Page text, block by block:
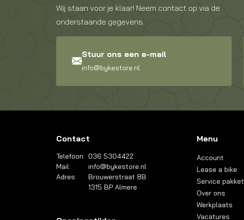
Wij staan voor je klaar! Neem contact op via de
onderstaande gegevens.
Stuur ons een e-mail
info@bykestore.nl
Contact
Telefoon: 036 5304422
Mail:
info@bykestore.nl
Adres:
Brouwerstraat 8B
1315 BP Almere
Menu
Account
Lease a bike
Service pakket
Over ons
Werkplaats
Vacatures